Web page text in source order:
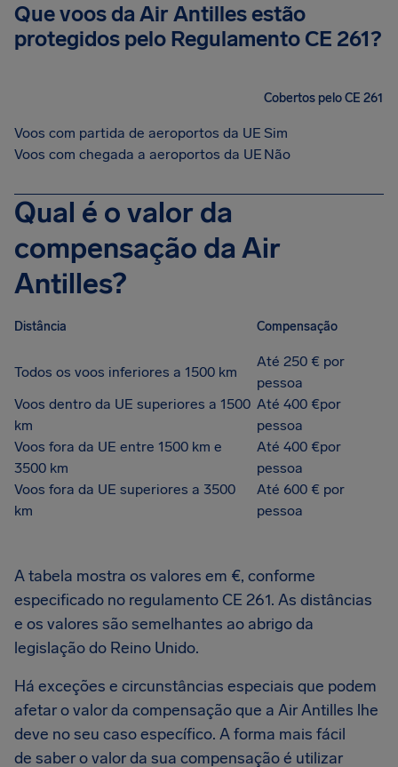
Que voos da Air Antilles estão
protegidos pelo Regulamento CE 261?
Cobertos pelo CE 261
Voos com partida de aeroportos da UE Sim
Voos com chegada a aeroportos da UE Não
Qual é o valor da
compensação da Air
Antilles?
Distância Compensação
Todos os voos inferiores a 1500 km
Até 250 € por
pessoa
Voos dentro da UE superiores a 1500
km
Até 400 €por
pessoa
Voos fora da UE entre 1500 km e
3500 km
Até 400 €por
pessoa
Voos fora da UE superiores a 3500
km
Até 600 € por
pessoa
A tabela mostra os valores em €, conforme
especificado no regulamento CE 261. As distâncias
e os valores são semelhantes ao abrigo da
legislação do Reino Unido.
Há exceções e circunstâncias especiais que podem
afetar o valor da compensação que a Air Antilles lhe
deve no seu caso específico. A forma mais fácil
de saber o valor da sua compensação é utilizar